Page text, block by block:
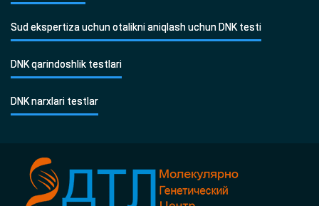
Sud ekspertiza uchun otalikni aniqlash uchun DNK testi
DNK qarindoshlik testlari
DNK narxlari testlar